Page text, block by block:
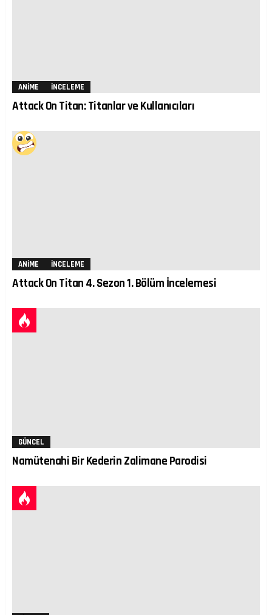
ANIME İNCELEME
Attack On Titan: Titanlar ve Kullanıcıları
ANIME İNCELEME
Attack On Titan 4. Sezon 1. Bölüm İncelemesi
GÜNCEL
Namütenahi Bir Kederin Zalimane Parodisi